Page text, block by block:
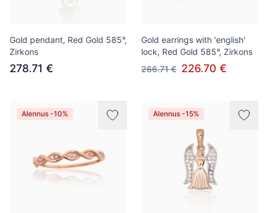
Gold pendant, Red Gold 585°,
Zirkons
278.71 €
Gold earrings with 'english'
lock, Red Gold 585°, Zirkons
266.71 € 226.70 €
Alennus -10% Alennus -15%